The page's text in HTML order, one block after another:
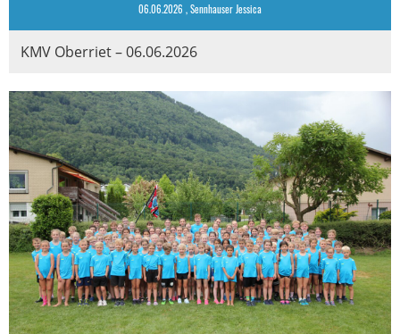
06.06.2026 , Sennhauser Jessica
KMV Oberriet – 06.06.2026